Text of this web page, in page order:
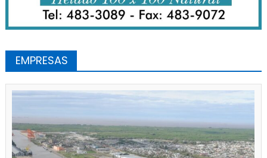
EMPRESAS